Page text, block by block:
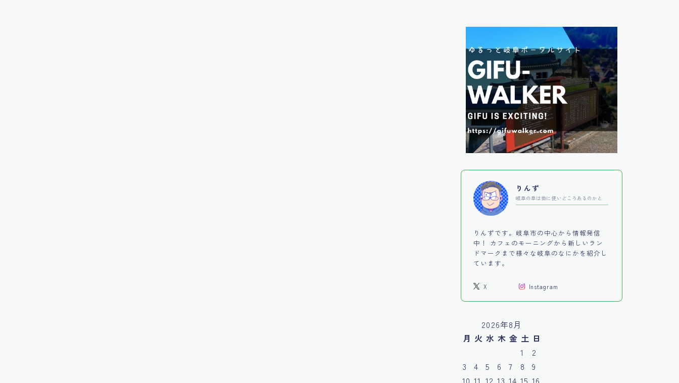
りんず
岐阜の阜は他に使いどころあるのかと
りんずです。岐阜市の中心から情報発信
中！ カフェのモーニングから新しいラン
ドマークまで様々な岐阜のなにかを紹介し
ています。
X Instagram
2026年8月
月 火 水 木 金 土 日
1
2
3
4 5 6 7 8
9
10 11 12 13 14 15 16